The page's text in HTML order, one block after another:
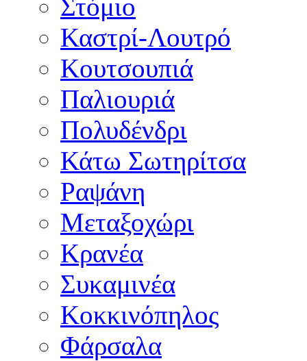
Στόμιο
Καστρί-Λουτρό
Κουτσουπιά
Παλιουριά
Πολυδένδρι
Κάτω Σωτηρίτσα
Ραψάνη
Μεταξοχώρι
Κρανέα
Συκαμινέα
Κοκκινόπηλος
Φάρσαλα